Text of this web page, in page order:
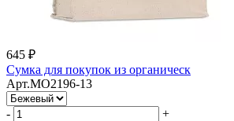
645 ₽
Сумка для покупок из органическ
Арт.MO2196-13
-
+